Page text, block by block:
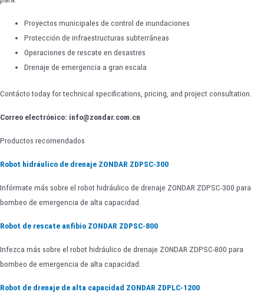
Proyectos municipales de control de inundaciones
Protección de infraestructuras subterráneas
Operaciones de rescate en desastres
Drenaje de emergencia a gran escala
Contácto today for technical specifications, pricing, and project consultation.
Correo electrónico: info@zondar.com.cn
Productos recomendados
Robot hidráulico de drenaje ZONDAR ZDPSC-300
Infórmate más sobre el robot hidráulico de drenaje ZONDAR ZDPSC-300 para
bombeo de emergencia de alta capacidad.
Robot de rescate anfibio ZONDAR ZDPSC-800
Infezca más sobre el robot hidráulico de drenaje ZONDAR ZDPSC-800 para
bombeo de emergencia de alta capacidad.
Robot de drenaje de alta capacidad ZONDAR ZDPLC-1200